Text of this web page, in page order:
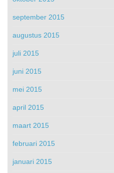
september 2015
augustus 2015
juli 2015
juni 2015
mei 2015
april 2015
maart 2015
februari 2015
januari 2015